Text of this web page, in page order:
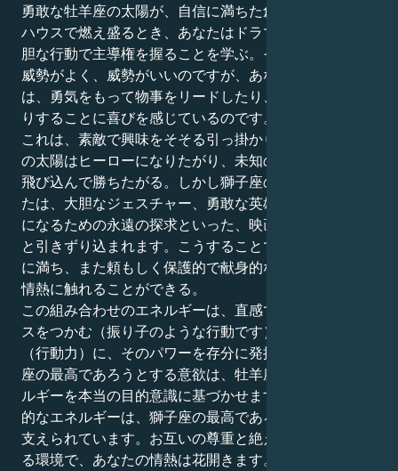
勇敢な牡羊座の太陽が、自信に満ちた創造的な獅子座の
ハウスで燃え盛るとき、あなたはドラマチックなほど大
胆な行動で主導権を握ることを学ぶ。その表現は強引で
威勢がよく、威勢がいいのですが、あなたの外側の自分
は、勇気をもって物事をリードしたり、勢いよく始めた
りすることに喜びを感じているのです。
これは、素敵で興味をそそる引っ掛かりを生む。牡羊座
の太陽はヒーローになりたがり、未知の世界に真っ先に
飛び込んで勝ちたがる。しかし獅子座の火星を持つあな
たは、大胆なジェスチャー、勇敢な英雄的行為、スター
になるための永遠の探求といった、映画のような世界へ
と引きずり込まれます。こうすることで、あなたは気迫
に満ち、また頼もしく保護的で献身的な方法で、人間の
情熱に触れることができる。
この組み合わせのエネルギーは、直感で行動してチャン
スをつかむ（振り子のような行動です）あなたの行動力
（行動力）に、そのパワーを存分に発揮させます。獅子
座の最高であろうとする意欲は、牡羊座の爆発的なエネ
ルギーを本当の目的意識に基づかせます。牡羊座の爆発
的なエネルギーは、獅子座の最高であろうとする衝動に
支えられています。お互いの尊重と絶え間ない発見のあ
る環境で、あなたの情熱は花開きます。